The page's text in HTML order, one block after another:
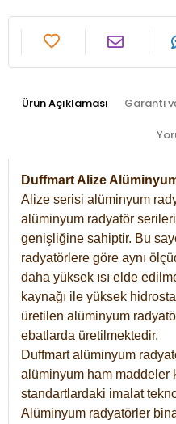
Ürün Açıklaması Garanti
Duffmart Alize
Alize serisi alüminyum
alüminyum radyatör
genişliğine sahiptir. Bu
radyatörlere göre aynı
daha yüksek ısı elde
kaynağı ile yüksek
üretilen alüminyum
ebatlarda üretilmektedir.
Duffmart alüminyum
alüminyum ham maddeler
standartlardaki imalat
Alüminyum radyatörler